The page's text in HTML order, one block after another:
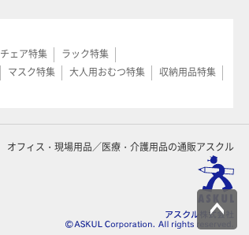
チェア特集
ラック特集
マスク特集 大人用おむつ特集
収納用品特集
オフィス・現場用品／医療・介護用品の通販アスクル